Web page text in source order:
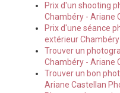
Prix d'un shooting
Chambéry - Ariane
Prix d'une séance
extérieur
Trouver un
Chambéry - Ariane
Trouver un bon
Ariane Castellan